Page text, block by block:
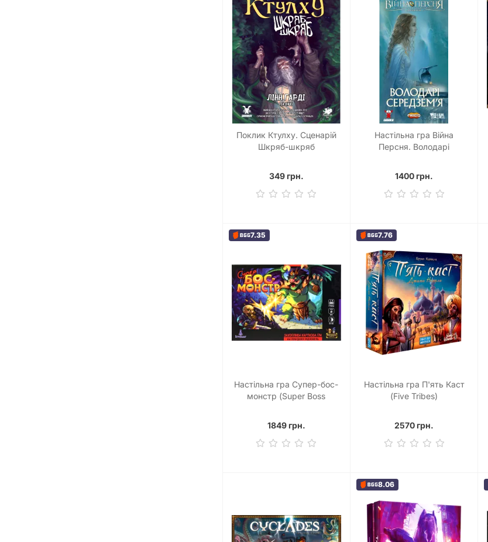
Поклик Ктулху. Сценарій
Шкряб-шкряб
349 грн.
Настільна гра Війна
Персня. Володарі
1400 грн.
7.35
Настільна гра Супер-бос-
монстр (Super Boss
1849 грн.
7.76
Настільна гра П'ять Каст
(Five Tribes)
2570 грн.
8.06